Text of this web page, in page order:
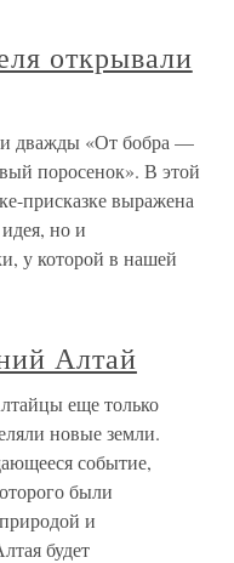
открывали
дважды «От бобра —
поросенок». В этой
присказке выражена
но и
у которой в нашей
Алтай
еще только
новые земли.
событие,
были
и
будет